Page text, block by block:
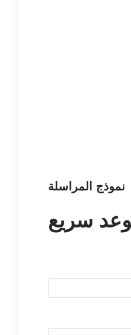
نموذج المراسلة
سريع